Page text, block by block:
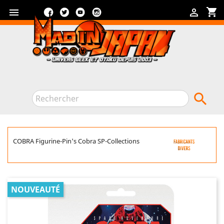
 shopping_cart

FacebookTwitterYouTube

COBRA Figurine-Pin's Cobra SP-Collections
NOUVEAUTÉ